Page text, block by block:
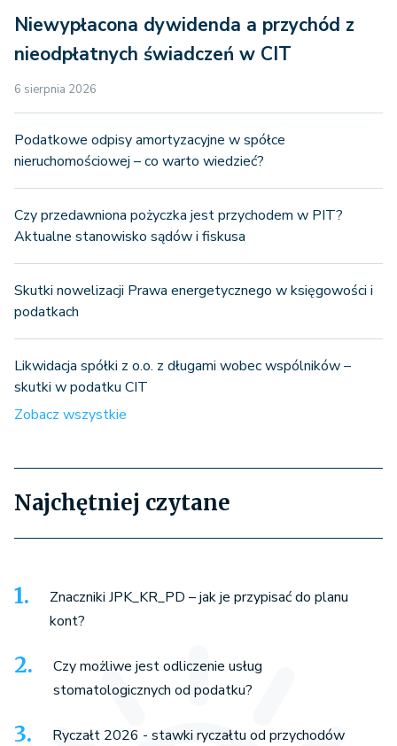
Niewypłacona dywidenda a przychód z
nieodpłatnych świadczeń w CIT
6 sierpnia 2026
Podatkowe odpisy amortyzacyjne w spółce
nieruchomościowej – co warto wiedzieć?
Czy przedawniona pożyczka jest przychodem w PIT?
Aktualne stanowisko sądów i fiskusa
Skutki nowelizacji Prawa energetycznego w księgowości i
podatkach
Likwidacja spółki z o.o. z długami wobec wspólników –
skutki w podatku CIT
Zobacz wszystkie
Najchętniej czytane
Znaczniki JPK_KR_PD – jak je przypisać do planu
kont?
Czy możliwe jest odliczenie usług
stomatologicznych od podatku?
Ryczałt 2026 - stawki ryczałtu od przychodów